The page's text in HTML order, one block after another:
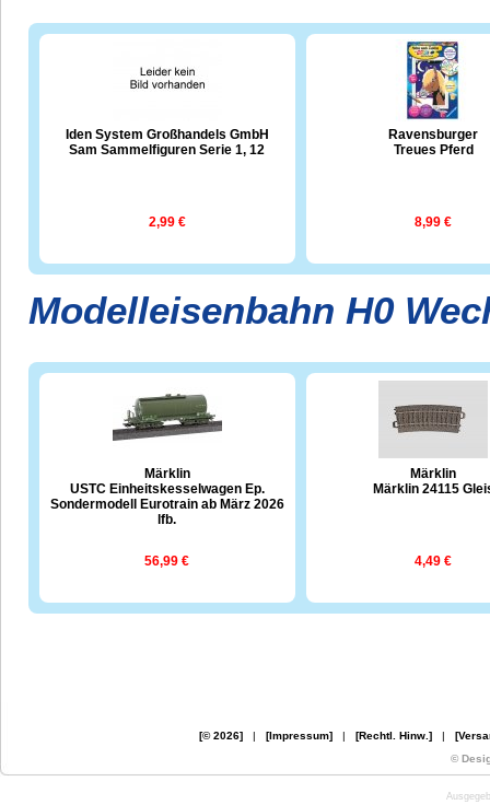
Iden System Großhandels GmbH
Sam Sammelfiguren Serie 1, 12
2,99 €
Ravensburger
Treues Pferd
8,99 €
Modelleisenbahn H0
Märklin
USTC Einheitskesselwagen Ep.
Sondermodell Eurotrain ab März 2026
lfb.
56,99 €
Märklin
Märklin 24115
4,49 €
[© 2026] | [Impressum] | [Rechtl. Hinw.] |
©